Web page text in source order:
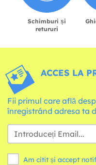
Schimburi și
retururi
ACCES LA
Fii primul care află
înregistrând adresa ta
Am citit și accept